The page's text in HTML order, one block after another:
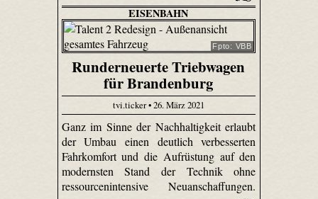
EISENBAHN
Fpto: VBB
Runderneuerte Triebwagen
für Brandenburg
tvi.ticker • 26. März 2021
Ganz im Sinne der Nachhaltigkeit erlaubt
der Umbau einen deutlich verbesserten
Fahrkomfort und die Aufrüstung auf den
modernsten Stand der Technik ohne
ressourcenintensive Neuanschaffungen.